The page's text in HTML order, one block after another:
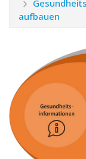
aufbauen